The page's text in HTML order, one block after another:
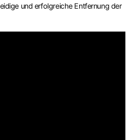
und erfolgreiche Entfernung der